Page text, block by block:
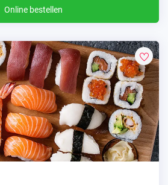
Online bestellen